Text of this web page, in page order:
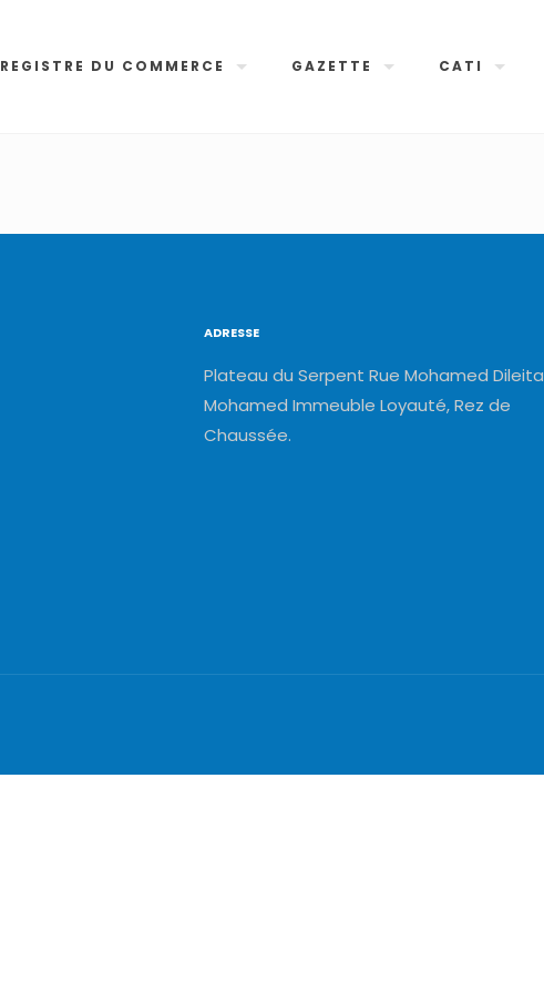
REGISTRE DU COMMERCE GAZETTE CATI
ADRESSE
Plateau du Serpent Rue Mohamed Dileita
Mohamed Immeuble Loyauté, Rez de
Chaussée.